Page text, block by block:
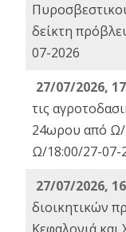
δείκτη
07-2026
27/07/2026,
τις
24ωρου από Ω/
Ω/18:00/27-07-
27/07/2026,
διοικητικών